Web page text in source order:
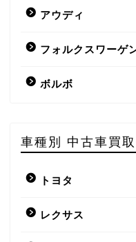
アウディ
フォルクスワーゲ
ボルボ
車種別 中古車買
トヨタ
レクサス